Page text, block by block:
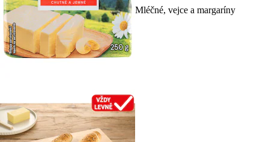
Mléčné, vejce a margaríny